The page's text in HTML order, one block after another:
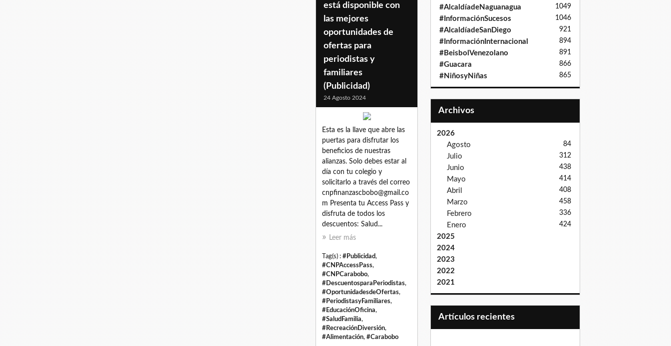
está disponible con
las mejores
oportunidades de
ofertas para
periodistas y
familiares
(Publicidad)
24 Agosto 2024
Esta es la llave que abre las
puertas para disfrutar los
beneficios de nuestras
alianzas. Solo debes estar al
día con tu colegio y
solicitarlo a través del correo
cnpfinanzascbobo@gmail.co
m Presenta tu Access Pass y
disfruta de todos los
descuentos: Salud...
Leer más
Tag(s) : #Publicidad,
#CNPAccessPass,
#CNPCarabobo,
#DescuentosparaPeriodistas,
#OportunidadesdeOfertas,
#PeriodistasyFamiliares,
#EducaciónOficina,
#SaludFamilia,
#RecreaciónDiversión,
#Alimentación, #Carabobo
#AlcaldíadeNaguanagua 1049
#InformaciónSucesos 1046
#AlcaldíadeSanDiego 921
#InformaciónInternacional 894
#BeisbolVenezolano 891
#Guacara 866
#NiñosyNiñas 865
Archivos
2026
Agosto
84
Julio 312
Junio 438
Mayo 414
Abril 408
Marzo 458
Febrero 336
Enero 424
2025
2024
2023
2022
2021
Artículos recientes